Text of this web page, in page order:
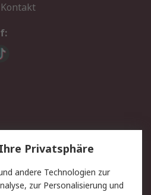
Lieferlösungen
Kontakt
Privatsphäre
andere Technologien zur
zur Personalisierung und